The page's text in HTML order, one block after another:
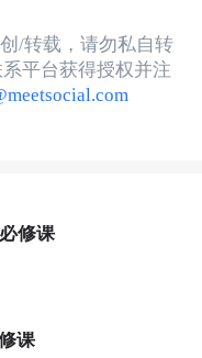
/转载，请勿私自转
平台获得授权并注
修课
课